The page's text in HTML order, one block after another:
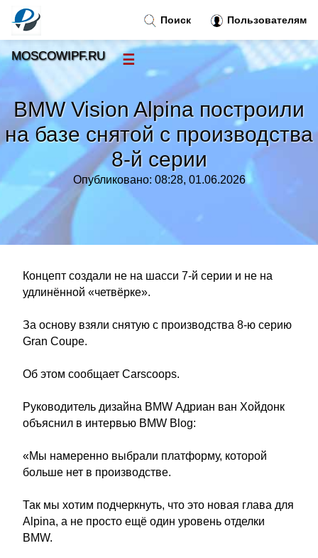
BMW Vision Alpina построили
на базе снятой с производства
8‑й серии
Опубликовано: 08:28, 01.06.2026
Концепт создали не на шасси 7‑й серии и не на
удлинённой «четвёрке».
За основу взяли снятую с производства 8‑ю серию
Gran Coupe.
Об этом сообщает Carscoops.
Руководитель дизайна BMW Адриан ван Хойдонк
объяснил в интервью BMW Blog:
«Мы намеренно выбрали платформу, которой
больше нет в производстве.
Так мы хотим подчеркнуть, что это новая глава для
Alpina, а не просто ещё один уровень отделки
BMW.
Поиск Пользователям
MOSCOWIPF.RU ☰
Новости
Тренды новостей »
»
Правила »
Контакт»